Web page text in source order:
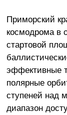
Приморский
космодрома в
стартовой
эффективные
полярные
ступеней над
диапазон